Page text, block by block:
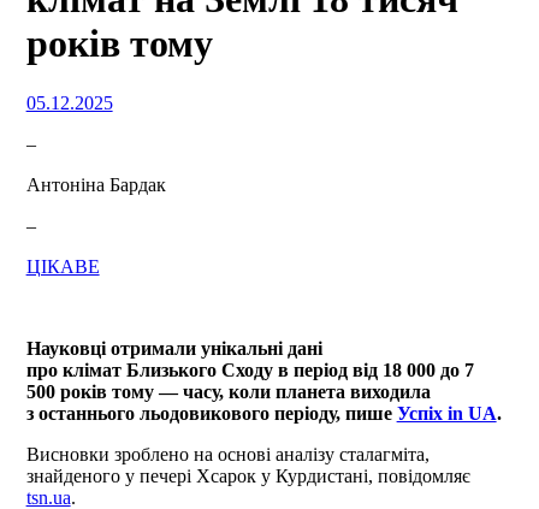
років тому
05.12.2025
–
Антоніна Бардак
–
ЦІКАВЕ
Науковці отримали унікальні дані
про клімат Близького Сходу в період від 18 000 до 7
500 років тому — часу, коли планета виходила
з останнього льодовикового періоду, пише Успіх in UA.
Висновки зроблено на основі аналізу сталагміта,
знайденого у печері Хсарок у Курдистані, повідомляє
tsn.ua.